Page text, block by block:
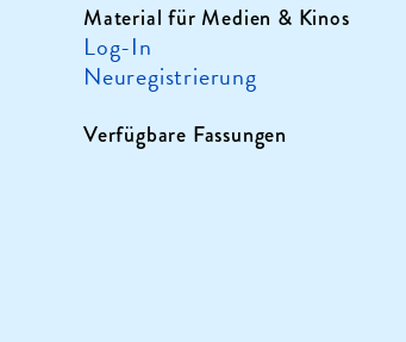
Material für Medien & Kinos
Log-In
Neuregistrierung
Verfügbare Fassungen